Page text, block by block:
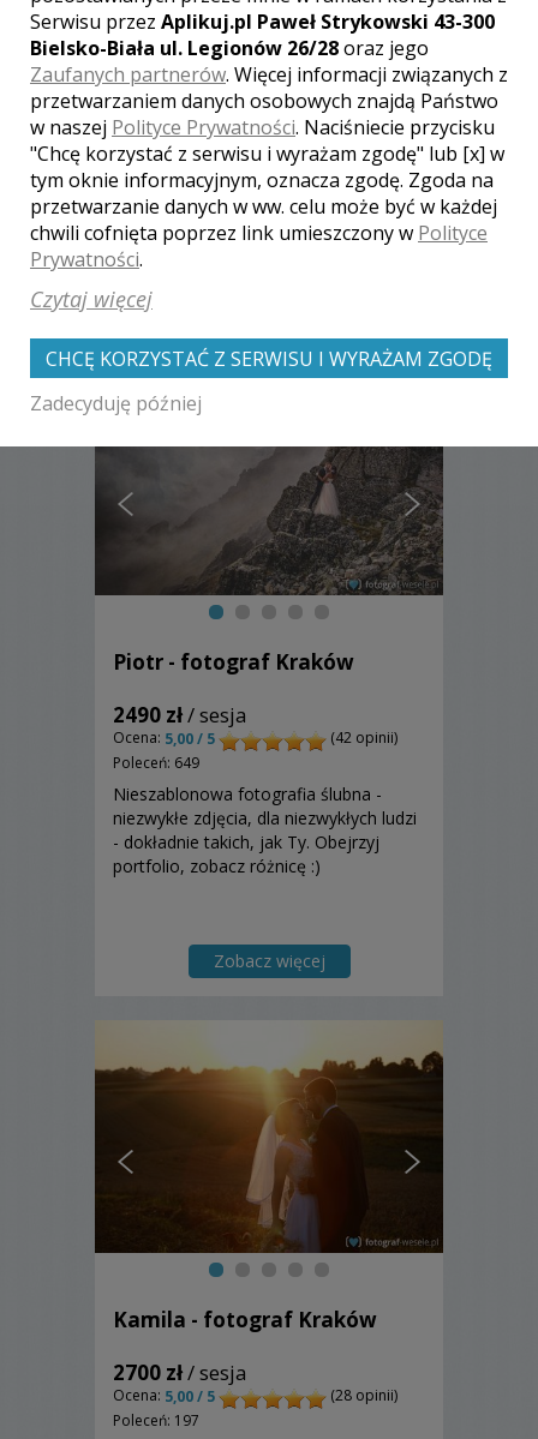
[ brak komentarzy ]
Zobacz także galerie
innych fotografów
Piotr - fotograf Kraków
2490 zł/ sesja
Ocena: 5,00 / 5
(42 opinii)
Poleceń: 649
Nieszablonowa fotografia ślubna -
niezwykłe zdjęcia, dla niezwykłych ludzi
- dokładnie takich, jak Ty. Obejrzyj
portfolio, zobacz różnicę :)
Zobacz więcej
Kamila - fotograf Kraków
2700 zł/ sesja
Ocena: 5,00 / 5
(28 opinii)
Poleceń: 197
Serwisu przez Aplikuj.pl Paweł Strykowski 43-300
Bielsko-Biała ul. Legionów 26/28oraz jego
Zaufanych partnerów. Więcej informacji związanych z
przetwarzaniem danych osobowych znajdą Państwo
w naszej Polityce Prywatności. Naciśniecie przycisku
"Chcę korzystać z serwisu i wyrażam zgodę" lub [x] w
tym oknie informacyjnym, oznacza zgodę. Zgoda na
przetwarzanie danych w ww. celu może być w każdej
chwili cofnięta poprzez link umieszczony w Polityce
Prywatności.
Czytaj więcej
CHCĘ KORZYSTAĆ Z SERWISU I WYRAŻAM ZGODĘ
Zadecyduję później